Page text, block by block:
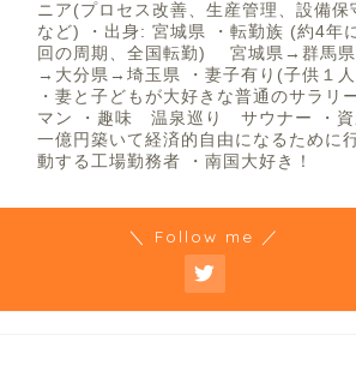
ニア(プロセス改善、生産管理、設備保
など) ・出身: 宮城県 ・転勤族 (約4年
回の周期、全国転勤) 宮城県→群馬県
→大分県→埼玉県 ・妻子有り(子供１
・妻と子どもが大好きな普通のサラリ
マン ・趣味 温泉巡り サウナー ・資
一億円築いて経済的自由になるために
動する工場勤務者 ・南国大好き！
＼ Follow me ／